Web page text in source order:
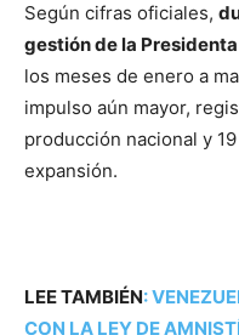
Según cifras oficiales,
gestión de la
los meses de enero a
impulso aún mayor,
producción nacional y
expansión.
LEE TAMBIÉN:
CON LA LEY DE